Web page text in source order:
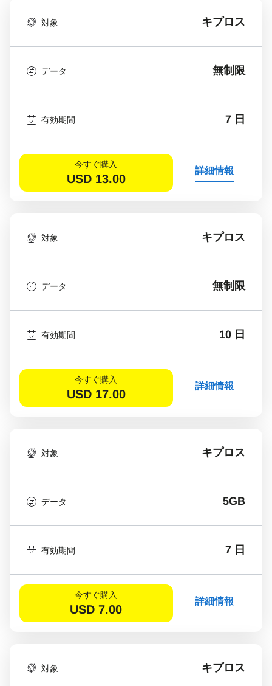
対象 キプロス
データ 無制限
有効期間 7 日
今すぐ購入
USD 13.00
詳細情報
対象 キプロス
データ 無制限
有効期間 10 日
今すぐ購入
USD 17.00
詳細情報
対象 キプロス
データ 5GB
有効期間 7 日
今すぐ購入
USD 7.00
詳細情報
対象 キプロス